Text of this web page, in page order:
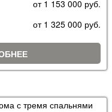
от 1 153 000 руб.
от 1 325 000 руб.
с тремя спальнями